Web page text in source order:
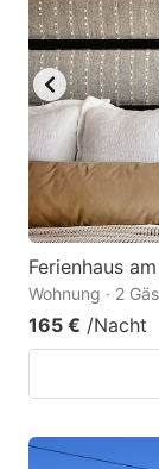
Ferienhaus
Wohnung · 2
165 € /Nacht